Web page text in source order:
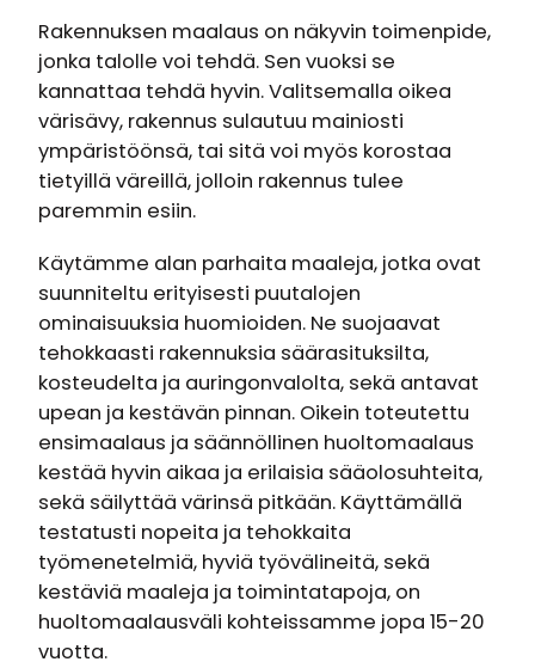
Rakennuksen maalaus on näkyvin toimenpide,
jonka talolle voi tehdä. Sen vuoksi se
kannattaa tehdä hyvin. Valitsemalla oikea
värisävy, rakennus sulautuu mainiosti
ympäristöönsä, tai sitä voi myös korostaa
tietyillä väreillä, jolloin rakennus tulee
paremmin esiin.
Käytämme alan parhaita maaleja, jotka ovat
suunniteltu erityisesti puutalojen
ominaisuuksia huomioiden. Ne suojaavat
tehokkaasti rakennuksia säärasituksilta,
kosteudelta ja auringonvalolta, sekä antavat
upean ja kestävän pinnan. Oikein toteutettu
ensimaalaus ja säännöllinen huoltomaalaus
kestää hyvin aikaa ja erilaisia sääolosuhteita,
sekä säilyttää värinsä pitkään. Käyttämällä
testatusti nopeita ja tehokkaita
työmenetelmiä, hyviä työvälineitä, sekä
kestäviä maaleja ja toimintatapoja, on
huoltomaalausväli kohteissamme jopa 15-20
vuotta.